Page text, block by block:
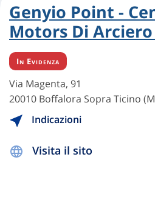
Genyio Point -
Motors Di
In Evidenza
Via Magenta, 91
20010 Boffalora Sopra Ticino
Indicazioni
Visita il sito